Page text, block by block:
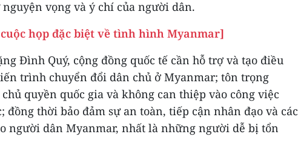
vọng và ý chí của người dân.
cuộc họp đặc biệt về tình hình Myanmar]
Đình Quý, cộng đồng quốc tế cần hỗ trợ và tạo điều
trình chuyển đổi dân chủ ở Myanmar; tôn trọng
quyền quốc gia và không can thiệp vào công việc
đồng thời bảo đảm sự an toàn, tiếp cận nhân đạo và các
người dân Myanmar, nhất là những người dễ bị tổn